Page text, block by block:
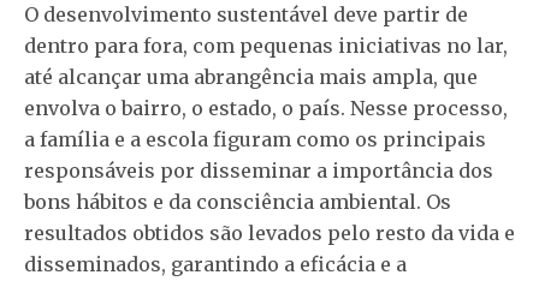
O desenvolvimento sustentável deve partir de
dentro para fora, com pequenas iniciativas no lar,
até alcançar uma abrangência mais ampla, que
envolva o bairro, o estado, o país. Nesse processo,
a família e a escola figuram como os principais
responsáveis por disseminar a importância dos
bons hábitos e da consciência ambiental. Os
resultados obtidos são levados pelo resto da vida e
disseminados, garantindo a eficácia e a